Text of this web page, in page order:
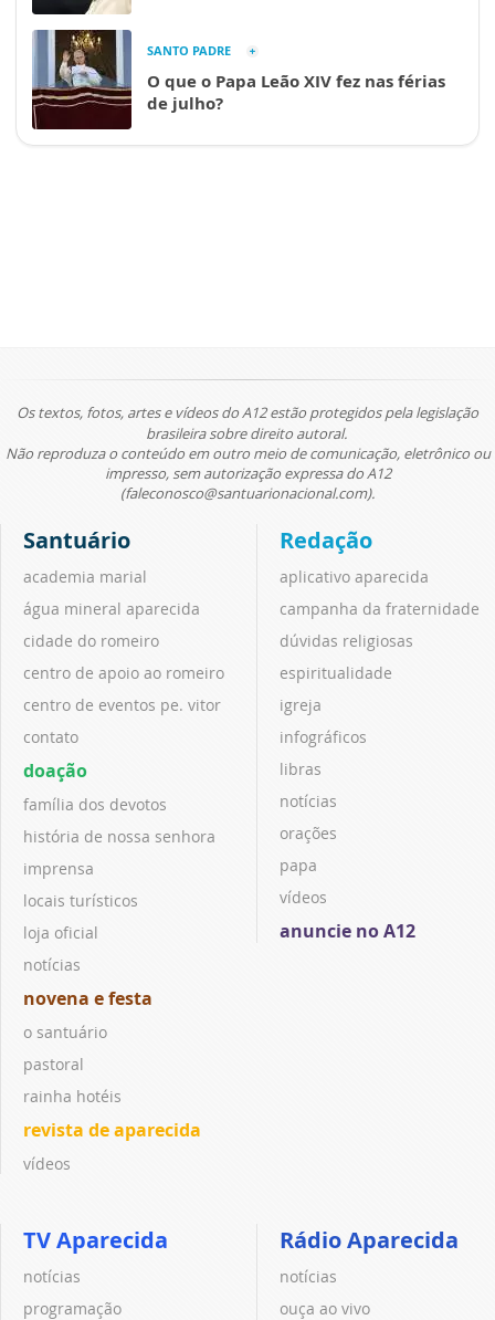
SANTO PADRE
O que o Papa Leão XIV fez nas férias
de julho?
Os textos, fotos, artes e vídeos do A12 estão protegidos pela legislação
brasileira sobre direito autoral.
Não reproduza o conteúdo em outro meio de comunicação, eletrônico ou
impresso, sem autorização expressa do A12
(faleconosco@santuarionacional.com).
Santuário
academia marial
água mineral aparecida
cidade do romeiro
centro de apoio ao romeiro
centro de eventos pe. vitor
contato
doação
família dos devotos
história de nossa senhora
imprensa
locais turísticos
loja oficial
notícias
novena e festa
o santuário
pastoral
rainha hotéis
revista de aparecida
vídeos
Redação
aplicativo aparecida
campanha da fraternidade
dúvidas religiosas
espiritualidade
igreja
infográficos
libras
notícias
orações
papa
vídeos
anuncie no A12
TV Aparecida
notícias
programação
Rádio Aparecida
notícias
ouça ao vivo